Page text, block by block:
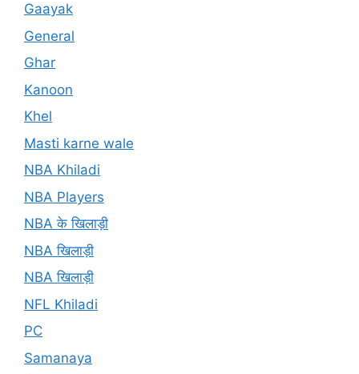
Gaayak
General
Ghar
Kanoon
Khel
Masti karne wale
NBA Khiladi
NBA Players
NBA के खिलाड़ी
NBA खिलाड़ी
NBA खिलाड़ी
NFL Khiladi
PC
Samanaya